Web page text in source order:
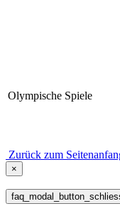
Olympische Spiele
Zurück zum
×